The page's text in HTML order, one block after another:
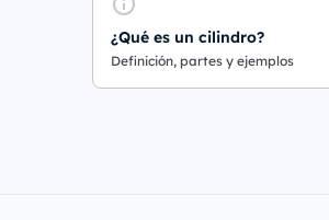
¿Qué es un cilindro?
Definición, partes y ejemplos